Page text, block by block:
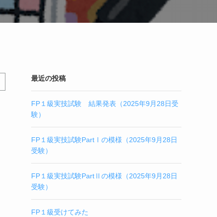
最近の投稿
FP１級実技試験 結果発表（2025年9月28日受
験）
FP１級実技試験PartⅠの模様（2025年9月28日
受験）
FP１級実技試験PartⅡの模様（2025年9月28日
受験）
FP１級受けてみた